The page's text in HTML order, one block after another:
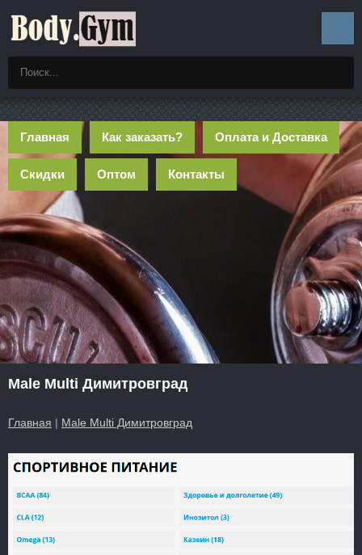
Главная Как заказать? Оплата и Доставка
Скидки Оптом Контакты
Male Multi Димитровград
Главная | Male Multi Димитровград